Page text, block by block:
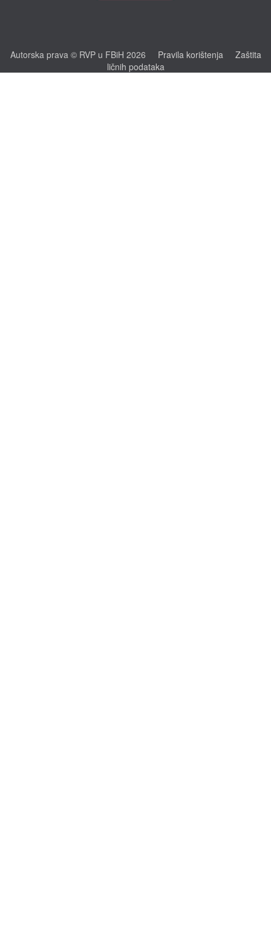
Autorska prava © RVP u FBiH 2026 Pravila korištenja
Zaštita
ličnih podataka